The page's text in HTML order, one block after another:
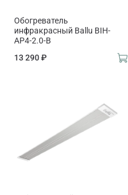
Обогреватель
инфракрасный Ballu BIH-
AP4-2.0-B
13 290 ₽